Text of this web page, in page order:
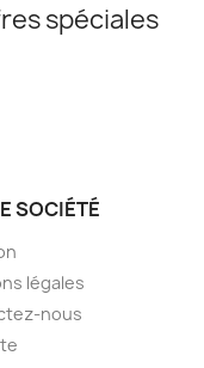
spéciales
SOCIÉTÉ
légales
nous